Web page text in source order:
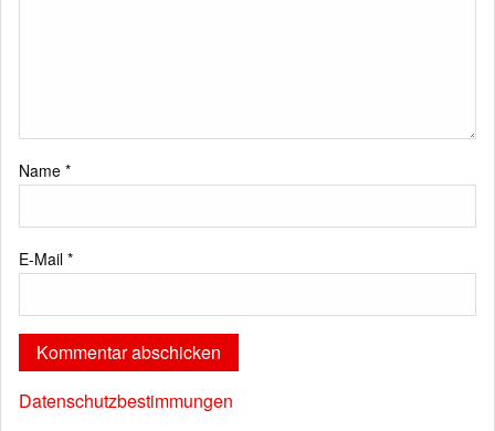
Name *
E-Mail *
Datenschutzbestimmungen